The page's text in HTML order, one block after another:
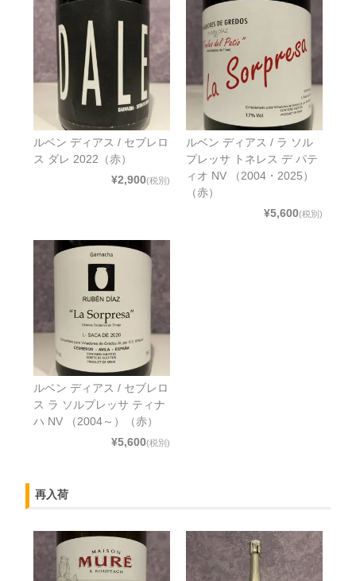
ルベン ディアス / セブレロ
ス ダレ 2022（赤）
¥2,900(税別)
ルベン ディアス / ラ ソル
プレッサ トネレス デ パテ
ィオ NV （2004・2025）
（赤）
¥5,600(税別)
ルベン ディアス / セブレロ
ス ラ ソルプレッサ ティナ
ハ NV （2004～）（赤）
¥5,600(税別)
再入荷